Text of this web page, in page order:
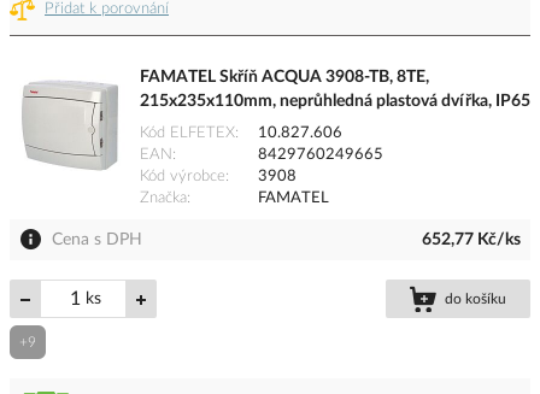
Přidat k porovnání
FAMATEL Skříň ACQUA 3908-TB, 8TE,
215x235x110mm, neprůhledná plastová dvířka, IP65
Kód ELFETEX
10.827.606
EAN
8429760249665
Kód výrobce
3908
Značka
FAMATEL
Cena s DPH 652,77 Kč/ks
ks do košíku
+9